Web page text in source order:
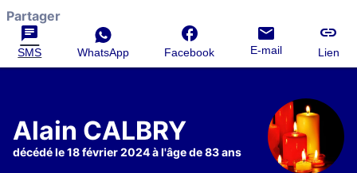
Partager
SMS WhatsApp Facebook E-mail Lien
Alain CALBRY
décédé le 18 février 2024 à l'âge de 83 ans